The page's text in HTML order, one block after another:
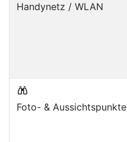
Handynetz / WLAN
Foto- & Aussichtspunkte